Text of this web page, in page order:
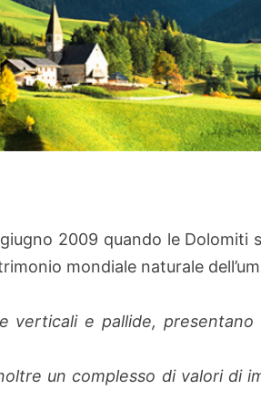
2009 quando le Dolomiti
mondiale naturale
verticali e pallide,
un complesso di valori di